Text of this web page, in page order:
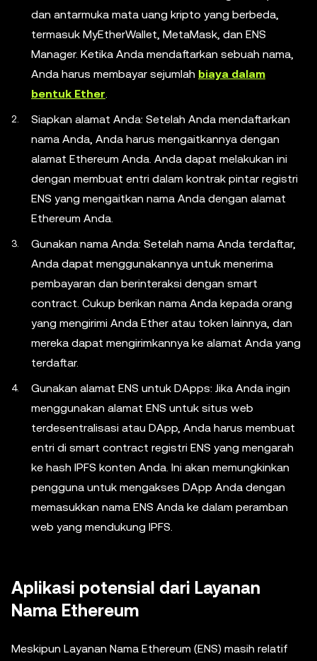
dan antarmuka mata uang kripto yang berbeda,
termasuk MyEtherWallet, MetaMask, dan ENS
Manager. Ketika Anda mendaftarkan sebuah nama,
Anda harus membayar sejumlah biaya dalam
bentuk Ether.
Siapkan alamat Anda: Setelah Anda mendaftarkan
nama Anda, Anda harus mengaitkannya dengan
alamat Ethereum Anda. Anda dapat melakukan ini
dengan membuat entri dalam kontrak pintar registri
ENS yang mengaitkan nama Anda dengan alamat
Ethereum Anda.
Gunakan nama Anda: Setelah nama Anda terdaftar,
Anda dapat menggunakannya untuk menerima
pembayaran dan berinteraksi dengan smart
contract. Cukup berikan nama Anda kepada orang
yang mengirimi Anda Ether atau token lainnya, dan
mereka dapat mengirimkannya ke alamat Anda yang
terdaftar.
Gunakan alamat ENS untuk DApps: Jika Anda ingin
menggunakan alamat ENS untuk situs web
terdesentralisasi atau DApp, Anda harus membuat
entri di smart contract registri ENS yang mengarah
ke hash IPFS konten Anda. Ini akan memungkinkan
pengguna untuk mengakses DApp Anda dengan
memasukkan nama ENS Anda ke dalam peramban
web yang mendukung IPFS.
Aplikasi potensial dari Layanan
Nama Ethereum
Meskipun Layanan Nama Ethereum (ENS) masih relatif